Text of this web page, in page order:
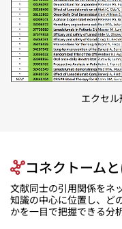
エクセ
コネクトームと
文献同士の引用関係をネ
知識の中心に位置し、ど
かを一目で把握できる分